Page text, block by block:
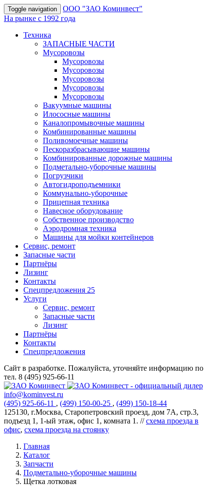
Toggle navigation
OOO "ЗАО Коминвест"
На рынке с 1992 года
Техника
ЗАПАСНЫЕ ЧАСТИ
Мусоровозы
Мусоровозы
Мусоровозы
Мусоровозы
Мусоровозы
Мусоровозы
Вакуумные машины
Илососные машины
Каналопромывочные машины
Комбинированные машины
Поливомоечные машины
Пескоразбрасывающие машины
Комбинированные дорожные машины
Подметально-уборочные машины
Погрузчики
Автогидроподъемники
Коммунально-уборочные
Прицепная техника
Навесное оборудование
Собственное производство
Аэродромная техника
Машины для мойки контейнеров
Сервис, ремонт
Запасные части
Партнёры
Лизинг
Контакты
Спецпредложения 25
Услуги
Сервис, ремонт
Запасные части
Лизинг
Партнёры
Контакты
Спецпредложения
Сайт в разработке. Пожалуйста, уточняйте информацию по
тел. 8 (495) 925-66-11
info@kominvest.ru
(495) 925-66-11 , (499) 150-00-25 , (499) 150-18-44
125130, г.Москва, Старопетровский проезд, дом 7А, стр.3,
подъезд 1, 1-ый этаж, офис 1, комната 1. //схема проезда в
офис, схема проезда на стоянку
Главная
Каталог
Запчасти
Подметально-уборочные машины
Щетка лотковая